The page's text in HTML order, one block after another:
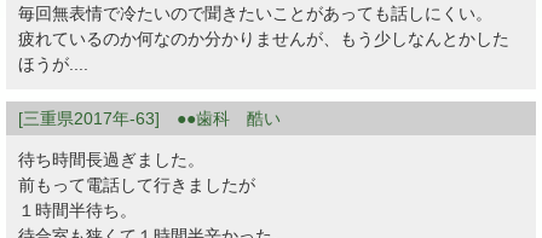
毎回無表情で冷たいので聞きたいことがあっても話しにくい。
疲れているのか何なのか分かりませんが、もう少しなんとかした
ほうが....
[三重県2017年-63] ●●歯科 酷い
待ち時間長過ぎました。
前もって電話して行きましたが
１時間半待ち。